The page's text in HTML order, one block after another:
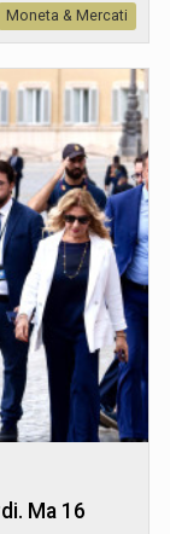
Moneta & Mercati
Ma 16